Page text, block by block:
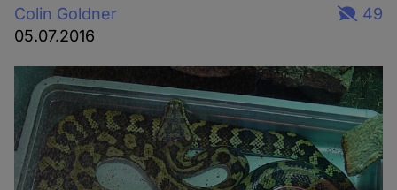
Colin Goldner
05.07.2016
49